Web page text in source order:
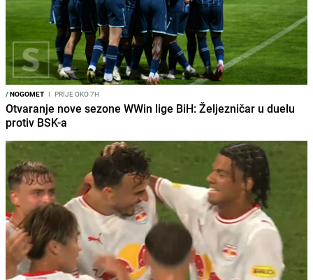
/NOGOMET I PRIJE OKO 7H
Otvaranje nove sezone WWin lige BiH: Željezničar u duelu
protiv BSK-a